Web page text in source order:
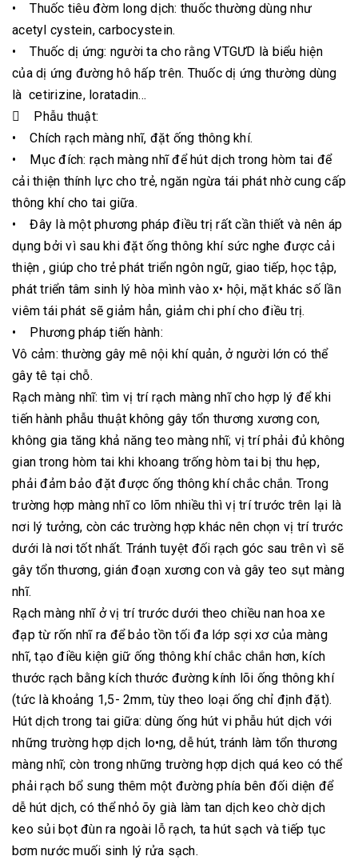
• Thuốc tiêu đờm long dịch: thuốc thường dùng như
acetyl cystein, carbocystein.
• Thuốc dị ứng: người ta cho rằng VTGƯD là biểu hiện
của dị ứng đường hô hấp trên. Thuốc dị ứng thường dùng
là cetirizine, loratadin...
 Phẫu thuật:
• Chích rạch màng nhĩ, đặt ống thông khí.
• Mục đích: rạch màng nhĩ để hút dịch trong hòm tai để
cải thiện thính lực cho trẻ, ngăn ngừa tái phát nhờ cung cấp
thông khí cho tai giữa.
• Đây là một phương pháp điều trị rất cần thiết và nên áp
dụng bởi vì sau khi đặt ống thông khí sức nghe được cải
thiện , giúp cho trẻ phát triển ngôn ngữ, giao tiếp, học tập,
phát triển tâm sinh lý hòa mình vào x• hội, mặt khác số lần
viêm tái phát sẽ giảm hẳn, giảm chi phí cho điều trị.
• Phương pháp tiến hành:
Vô cảm: thường gây mê nội khí quản, ở người lớn có thể
gây tê tại chỗ.
Rạch màng nhĩ: tìm vị trí rạch màng nhĩ cho hợp lý để khi
tiến hành phẫu thuật không gây tổn thương xương con,
không gia tăng khả năng teo màng nhĩ; vị trí phải đủ không
gian trong hòm tai khi khoang trống hòm tai bị thu hẹp,
phải đảm bảo đặt được ống thông khí chắc chắn. Trong
trường hợp màng nhĩ co lõm nhiều thì vị trí trước trên lại là
nơi lý tưởng, còn các trường hợp khác nên chọn vị trí trước
dưới là nơi tốt nhất. Tránh tuyệt đối rạch góc sau trên vì sẽ
gây tổn thương, gián đoạn xương con và gây teo sụt màng
nhĩ.
Rạch màng nhĩ ở vị trí trước dưới theo chiều nan hoa xe
đạp từ rốn nhĩ ra để bảo tồn tối đa lớp sợi xơ của màng
nhĩ, tạo điều kiện giữ ống thông khí chắc chắn hơn, kích
thước rạch bằng kích thước đường kính lõi ống thông khí
(tức là khoảng 1,5- 2mm, tùy theo loại ống chỉ định đặt).
Hút dịch trong tai giữa: dùng ống hút vi phẫu hút dịch với
những trường hợp dịch lo•ng, dễ hút, tránh làm tổn thương
màng nhĩ; còn trong những trường hợp dịch quá keo có thể
phải rạch bổ sung thêm một đường phía bên đối diện để
dễ hút dịch, có thể nhỏ õy già làm tan dịch keo chờ dịch
keo sủi bọt đùn ra ngoài lỗ rạch, ta hút sạch và tiếp tục
bơm nước muối sinh lý rửa sạch.